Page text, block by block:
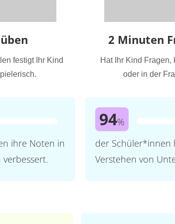
festigt Ihr Kind
ihre Noten in
2 Minuten
Hat Ihr Kind Fragen,
oder in der
94%
der Schüler*innen
Verstehen von